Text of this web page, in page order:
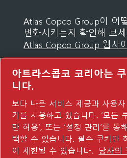
Atlas Copco Group이 어
변화시키는지 확인해 보세
Atlas Copco Group 웹사
© 2026 Copyright. All rights reserved.
아트라스콥코 코리아는
니다.
보다 나은 서비스 제공과 사용
키를 사용하고 있습니다. ‘모든
만 허용’, 또는 ‘설정 관리’를 통
택할 수 있습니다. 필수 쿠키만
이 제한될 수 있습니다.
당사의